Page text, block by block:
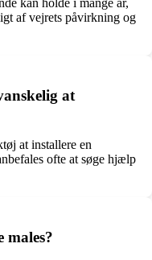
kan holde i mange år,
af vejrets påvirkning og
at
at installere en
ofte at søge hjælp
males?